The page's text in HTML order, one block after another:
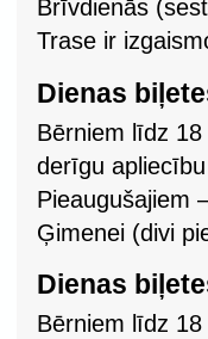
Brīvdienās
Trase ir
Dienas
Bērniem līdz
derīgu
Pieaugušajiem
Ģimenei (divi
Dienas
Bērniem līdz